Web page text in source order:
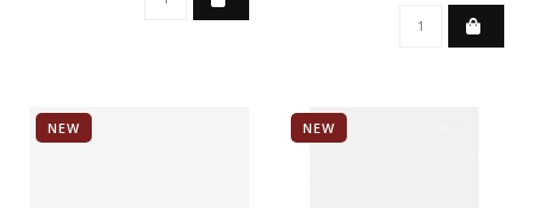
NEW NEW